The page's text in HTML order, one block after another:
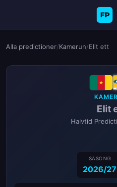
FP
Alla predictioner/Kamerun/Elit ett
Elit
Halvtid
SÄSONG
2026/27